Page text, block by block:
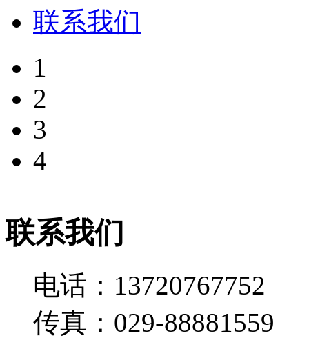
联系我们
1
2
3
4
联系我们
电话：13720767752
传真：029-88881559